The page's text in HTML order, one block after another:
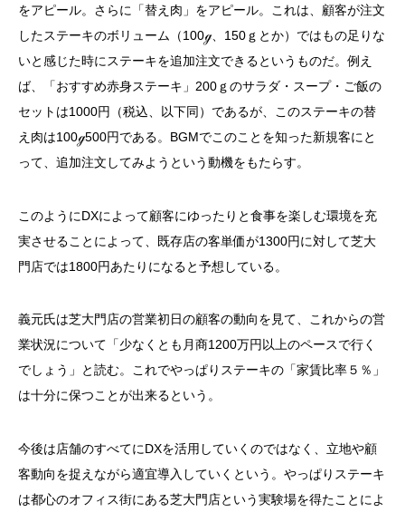
をアピール。さらに「替え肉」をアピール。これは、顧客が注文
したステーキのボリューム（100ℊ、 150 ｇとか）ではもの足りな
いと感じた時にステーキを追加注文できるというものだ。例え
ば、「おすすめ赤身ステーキ」 200 ｇのサラダ・スープ・ご飯の
セットは1000円（税込、以下同）であるが、このステーキの替
え肉は100ℊ500円である。 BGMでこのことを知った新規客にと
って、追加注文してみようという動機をもたらす。
このようにDXによって顧客にゆったりと食事を楽しむ環境を充
実させることによって、既存店の客単価が1300円に対して芝大
門店では1800円あたりになると予想している。
義元氏は芝大門店の営業初日の顧客の動向を見て、これからの営
業状況について「少なくとも月商1200万円以上のペースで行く
でしょう」と読む。これでやっぱりステーキの「家賃比率５％」
は十分に保つことが出来るという。
今後は店舗のすべてにDXを活用していくのではなく、立地や顧
客動向を捉えながら適宜導入していくという。やっぱりステーキ
は都心のオフィス街にある芝大門店という実験場を得たことによ